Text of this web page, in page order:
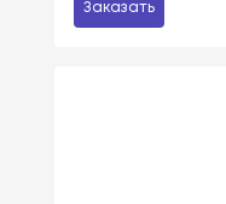
Заказать